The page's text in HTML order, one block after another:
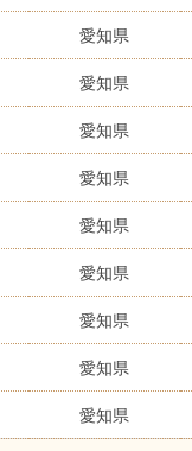
愛知県
愛知県
愛知県
愛知県
愛知県
愛知県
愛知県
愛知県
愛知県